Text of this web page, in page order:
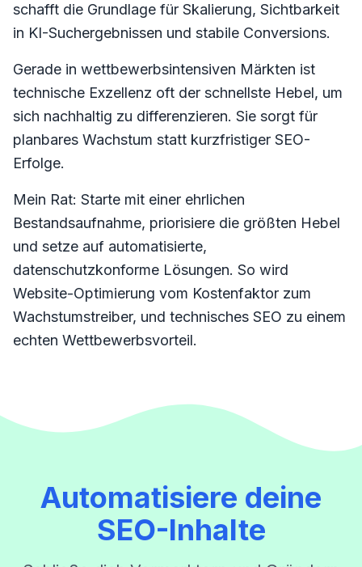
schafft die Grundlage für Skalierung, Sichtbarkeit
in KI-Suchergebnissen und stabile Conversions.
Gerade in wettbewerbsintensiven Märkten ist
technische Exzellenz oft der schnellste Hebel, um
sich nachhaltig zu differenzieren. Sie sorgt für
planbares Wachstum statt kurzfristiger SEO-
Erfolge.
Mein Rat: Starte mit einer ehrlichen
Bestandsaufnahme, priorisiere die größten Hebel
und setze auf automatisierte,
datenschutzkonforme Lösungen. So wird
Website-Optimierung vom Kostenfaktor zum
Wachstumstreiber, und technisches SEO zu einem
echten Wettbewerbsvorteil.
Automatisiere deine
SEO-Inhalte